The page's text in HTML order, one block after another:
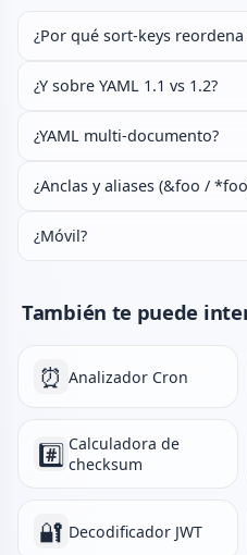
¿Por qué sort-keys
¿Y sobre YAML 1.1 vs 1.2?
¿YAML multi-documento?
¿Anclas y aliases (&foo /
¿Móvil?
También te puede
⏰ Analizador Cron
#️⃣ Calculadora de
checksum
🔐 Decodificador JWT